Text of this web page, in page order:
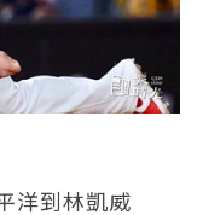
洋到林凱威